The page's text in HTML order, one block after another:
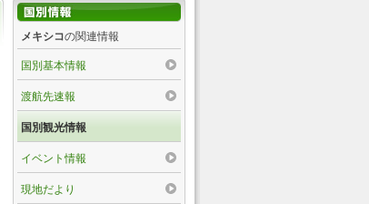
メキシコの関連情報
国別基本情報
渡航先速報
国別観光情報
イベント情報
現地だより